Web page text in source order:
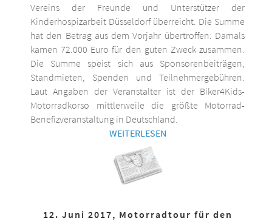
Vereins der Freunde und Unterstützer der
Kinderhospizarbeit Düsseldorf überreicht. Die Summe
hat den Betrag aus dem Vorjahr übertroffen: Damals
kamen 72.000 Euro für den guten Zweck zusammen.
Die Summe speist sich aus Sponsorenbeiträgen,
Standmieten, Spenden und Teilnehmergebühren.
Laut Angaben der Veranstalter ist der Biker4Kids-
Motorradkorso mittlerweile die größte Motorrad-
Benefizveranstaltung in Deutschland.
WEITERLESEN
12. Juni 2017, Motorradtour für den